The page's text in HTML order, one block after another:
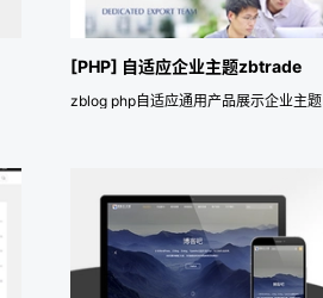
[PHP] 自适应企业主题zbtrade
zblog php自适应通用产品展示企业主题